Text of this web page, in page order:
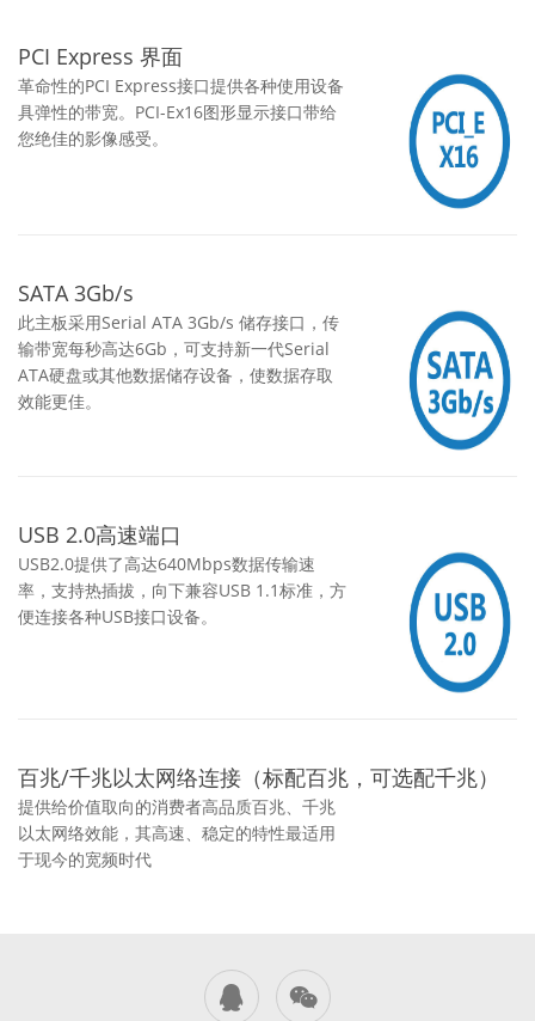
PCI Express 界面
革命性的PCI Express接口提供各种使用设备
具弹性的带宽。PCI-Ex16图形显示接口带给
您绝佳的影像感受。
SATA 3Gb/s
此主板采用Serial ATA 3Gb/s 储存接口，传
输带宽每秒高达6Gb，可支持新一代Serial
ATA硬盘或其他数据储存设备，使数据存取
效能更佳。
USB 2.0高速端口
USB2.0提供了高达640Mbps数据传输速
率，支持热插拔，向下兼容USB 1.1标准，方
便连接各种USB接口设备。
百兆/千兆以太网络连接（标配百兆，可选配千兆）
提供给价值取向的消费者高品质百兆、千兆
以太网络效能，其高速、稳定的特性最适用
于现今的宽频时代